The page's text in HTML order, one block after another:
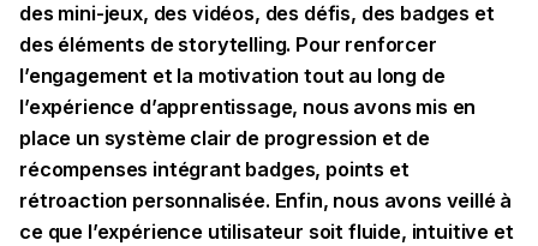
des mini-jeux, des vidéos, des défis, des badges et
des éléments de storytelling. Pour renforcer
l’engagement et la motivation tout au long de
l’expérience d’apprentissage, nous avons mis en
place un système clair de progression et de
récompenses intégrant badges, points et
rétroaction personnalisée. Enfin, nous avons veillé à
ce que l’expérience utilisateur soit fluide, intuitive et